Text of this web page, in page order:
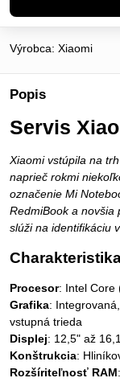
Výrobca: Xiaomi
Popis
Servis
Xiaomi vstúpila na
naprieč rokmi
označenie Mi
RedmiBook a novšia
slúži na identifikáciu
Procesor: Intel Core
Grafika:
vstupná trieda
Displej: 12,5" až
Konštrukcia:
Rozšíriteľnosť RAM